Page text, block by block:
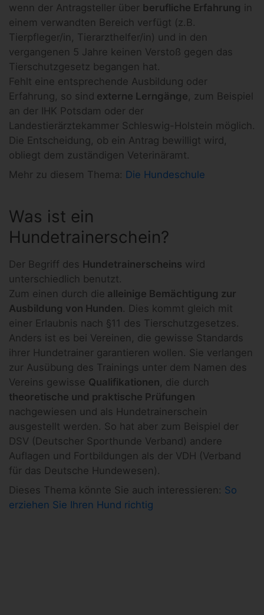
wenn der Antragsteller über berufliche Erfahrung in
einem verwandten Bereich verfügt (z.B.
Tierpfleger/in, Tierarzthelfer/in) und in den
vergangenen 5 Jahre keinen Verstoß gegen das
Tierschutzgesetz begangen hat.
Fehlt eine entsprechende Ausbildung oder
Erfahrung, so sind externe Lerngänge, zum Beispiel
an der IHK Potsdam oder der
Landestierärztekammer Schleswig-Holstein möglich.
Die Entscheidung, ob ein Antrag bewilligt wird,
obliegt dem zuständigen Veterinäramt.
Mehr zu diesem Thema: Die Hundeschule
Was ist ein
Hundetrainerschein?
Der Begriff des Hundetrainerscheins wird
unterschiedlich benutzt.
Zum einen durch die alleinige Bemächtigung zur
Ausbildung von Hunden. Dies kommt gleich mit
einer Erlaubnis nach §11 des Tierschutzgesetzes.
Anders ist es bei Vereinen, die gewisse Standards
ihrer Hundetrainer garantieren wollen. Sie verlangen
zur Ausübung des Trainings unter dem Namen des
Vereins gewisse Qualifikationen , die durch
theoretische und praktische Prüfungen
nachgewiesen und als Hundetrainerschein
ausgestellt werden. So hat aber zum Beispiel der
DSV (Deutscher Sporthunde Verband) andere
Auflagen und Fortbildungen als der VDH (Verband
für das Deutsche Hundewesen).
Dieses Thema könnte Sie auch interessieren: So
erziehen Sie Ihren Hund richtig